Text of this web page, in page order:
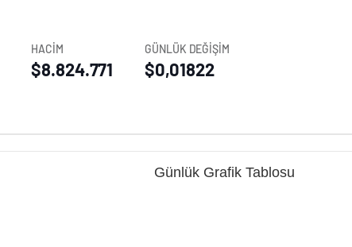
HACİM
$8.824.771
GÜNLÜK DEĞİŞİM
$0,01822
Günlük Grafik Tablosu